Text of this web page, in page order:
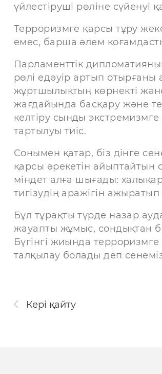
үйлестіруші рөліне сүйенуі
Терроризмге қарсы тұру
емес, барша әлем
Парламенттік
рөлі едәуір артып
жұртшылықтың көрнекті
жағдайында басқару және
келтіру сынды
тартылуы тиіс.
Сонымен қатар, біз дінге
қарсы әрекетін айыптайтын
міндет алға шығады:
тигізудің аражігін
Бұл тұрақты түрде назар
жауапты жұмыс, сондықтан
Бүгінгі жиында
талқылау болады деп
Кері қайту